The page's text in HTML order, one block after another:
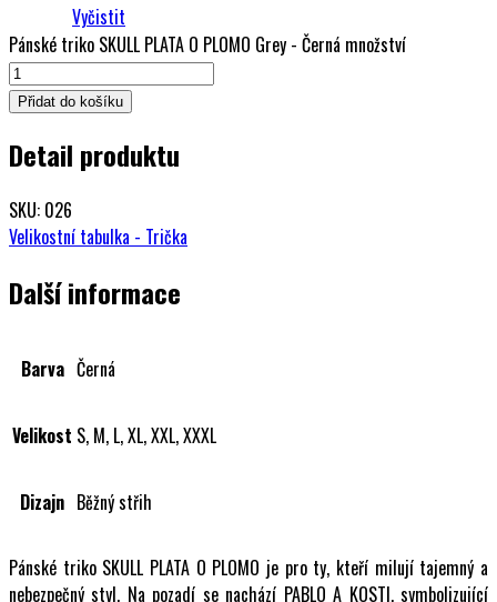
Vyčistit
Pánské triko SKULL PLATA O PLOMO Grey - Černá množství
Přidat do košíku
Detail produktu
SKU: 026
Velikostní tabulka - Trička
Další informace
Barva Černá
Velikost S, M, L, XL, XXL, XXXL
Dizajn Běžný střih
Pánské triko SKULL PLATA O PLOMO je pro ty, kteří milují tajemný a
nebezpečný styl. Na pozadí se nachází PABLO A KOSTI, symbolizující